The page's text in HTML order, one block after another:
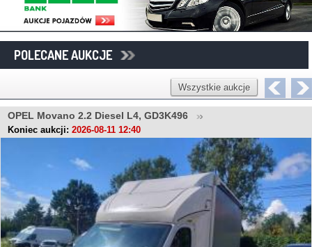
POLECANE AUKCJE
Wszystkie aukcje
OPEL Movano 2.2 Diesel L4, GD3K496
Koniec aukcji: 2026-08-11 12:40